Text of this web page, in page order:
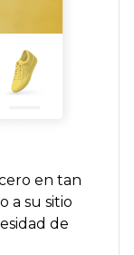
en tan
a su sitio
de